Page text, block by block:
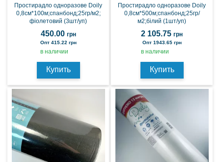
Простирадло одноразове Doily
0,8см*100м;спанбонд;25гр/м2;
фіолетовий (3шт/уп)
450.00 грн
Опт 415.22 грн
в наличии
Купить
Простирадло одноразове Doily
0,8см*500м;спанбонд;25гр/
м2;білий (1шт/уп)
2 105.75 грн
Опт 1943.65 грн
в наличии
Купить